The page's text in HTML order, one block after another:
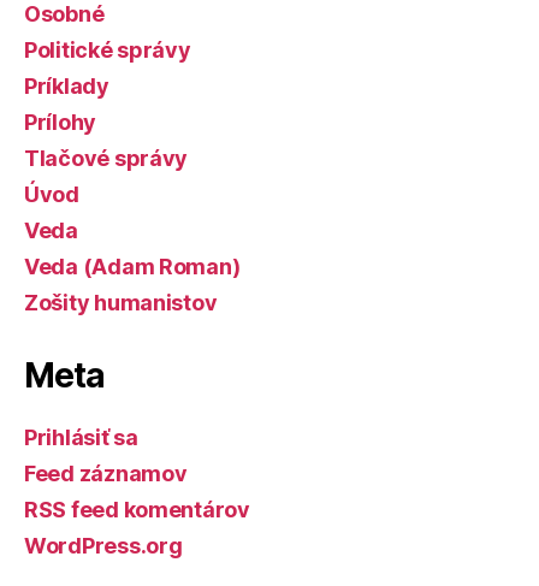
Osobné
Politické správy
Príklady
Prílohy
Tlačové správy
Úvod
Veda
Veda (Adam Roman)
Zošity humanistov
Meta
Prihlásiť sa
Feed záznamov
RSS feed komentárov
WordPress.org